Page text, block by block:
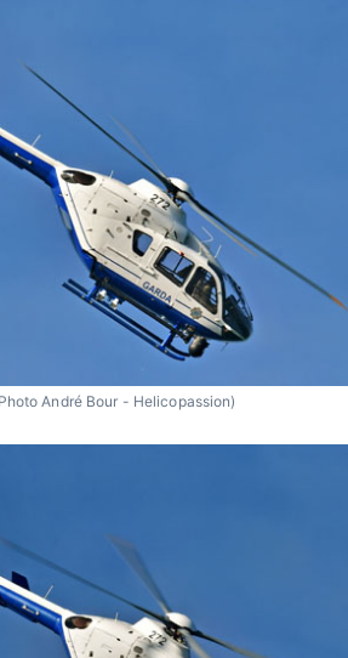
André Bour - Helicopassion)